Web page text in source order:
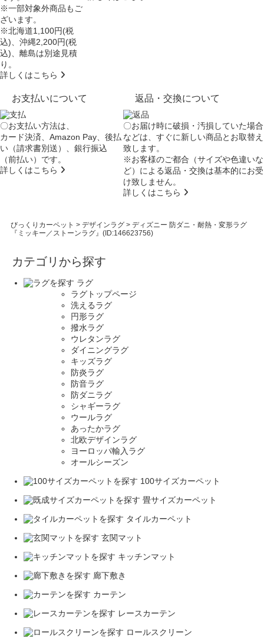
※一部対象外商品もご
ざいます。
※北海道1,100円(税
込)、沖縄2,200円(税
込)、離島は別途見積
り。
詳しくはこちら
お支払いについて
〇お支払い方法は、
カード決済、Amazon Pay、後払
い（請求書別送）、銀行振込
（前払い）です。
詳しくはこちら
返品・交換について
〇お届け時に破損・汚損していた場合
などは、すぐに新しい商品とお取替え
致します。
※お客様のご都合（サイズや色違いな
ど）による返品・交換は基本的にお受
け致しません。
詳しくはこちら
びっくりカーペット > デザインラグ> ディズニー 防ダニ・耐熱・変形ラグ
『ミッキー／ストーンラグ』(ID:146623756)
カテゴリから探す
ラグ
ラグトップページ
洗えるラグ
円形ラグ
撥水ラグ
ウレタンラグ
ダイニングラグ
キッズラグ
防炎ラグ
防音ラグ
防ダニラグ
シャギーラグ
ウールラグ
あったかラグ
北欧デザインラグ
ヨーロッパ輸入ラグ
オールシーズン
100サイズカーペット
畳サイズカーペット
タイルカーペット
玄関マット
キッチンマット
廊下敷き
カーテン
レースカーテン
ロールスクリーン